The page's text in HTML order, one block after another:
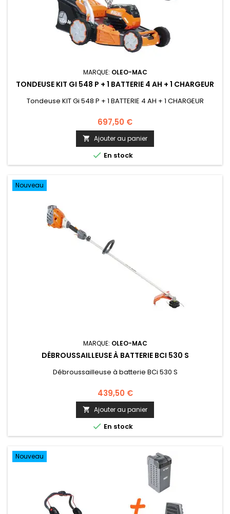
MARQUE: OLEO-MAC
TONDEUSE KIT GI 548 P + 1 BATTERIE 4 AH + 1 CHARGEUR
Tondeuse KIT Gi 548 P + 1 BATTERIE 4 AH + 1 CHARGEUR
697,50 €
 Ajouter au panier
 En stock
Nouveau
MARQUE: OLEO-MAC
DÉBROUSSAILLEUSE À BATTERIE BCI 530 S
Débroussailleuse à batterie BCi 530 S
439,50 €
 Ajouter au panier
 En stock
Nouveau